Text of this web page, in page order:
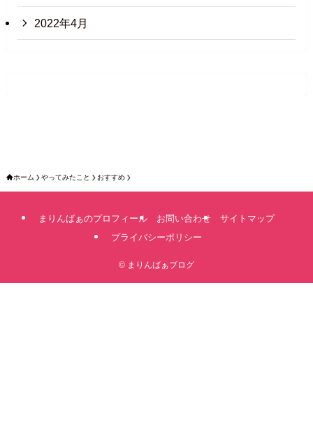
2022年4月
ホーム やってみたこと おすすめ
まりんばぁのプロフィール お問い合わせ
サイトマップ
プライバシーポリシー
© まりんばぁブログ